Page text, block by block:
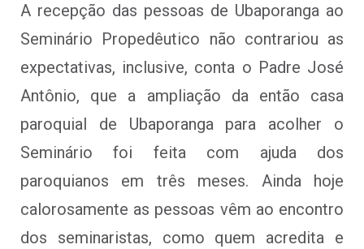
A recepção das pessoas de Ubaporanga ao
Seminário Propedêutico não contrariou as
expectativas, inclusive, conta o Padre José
Antônio, que a ampliação da então casa
paroquial de Ubaporanga para acolher o
Seminário foi feita com ajuda dos
paroquianos em três meses. Ainda hoje
calorosamente as pessoas vêm ao encontro
dos seminaristas, como quem acredita e